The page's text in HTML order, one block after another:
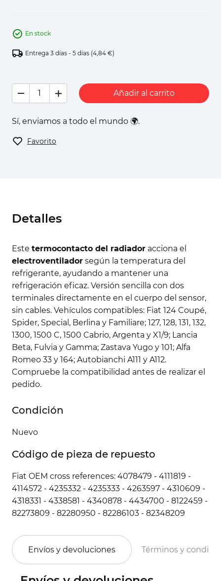
En stock
Entrega 3 días - 5 días (4,84 €)
Añadir al carrito
Sí, enviamos a todo el mundo 🌍.
Favorito
Detalles
Este termocontacto del radiador acciona el
electroventilador según la temperatura del
refrigerante, ayudando a mantener una
refrigeración eficaz. Versión sencilla con dos
terminales directamente en el cuerpo del sensor,
sin cables. Vehículos compatibles: Fiat 124 Coupé,
Spider, Special, Berlina y Familiare; 127, 128, 131, 132,
1300, 1500 C, 1500 Cabrio, Argenta y X1/9; Lancia
Beta, Fulvia y Gamma; Zastava Yugo y 101; Alfa
Romeo 33 y 164; Autobianchi A111 y A112.
Compruebe la compatibilidad antes de realizar el
pedido.
Condición
Nuevo
Código de pieza de repuesto
Fiat OEM cross references: 4078479 - 4111819 -
4114572 - 4235332 - 4235333 - 4263597 - 4310609 -
4318331 - 4338581 - 4340878 - 4434700 - 8122459 -
82273809 - 82280950 - 82286103 - 82348209
Envíos y devoluciones Términos y